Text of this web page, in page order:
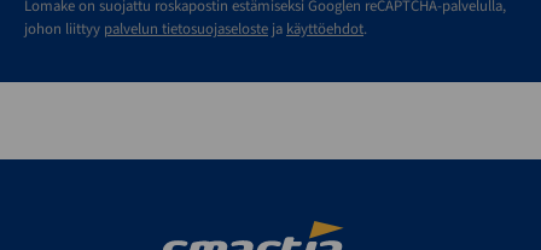
Lomake on suojattu roskapostin estämiseksi Googlen reCAPTCHA-palvelulla,
johon liittyy palvelun tietosuojaseloste ja käyttöehdot.